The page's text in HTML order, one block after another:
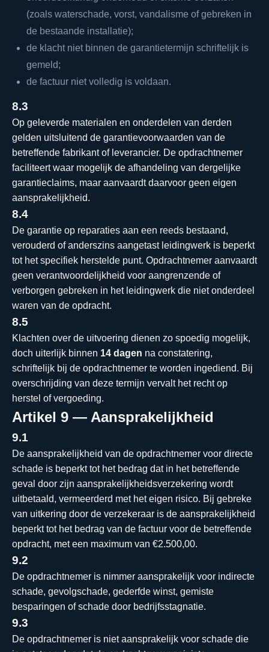
(zoals waterschade, vorst, vandalisme of gebreken in
de bestaande installatie);
de klacht niet binnen de garantietermijn schriftelijk is
gemeld;
de factuur niet volledig is voldaan.
8.3
Op geleverde materialen en onderdelen van derden
gelden uitsluitend de garantievoorwaarden van de
betreffende fabrikant of leverancier. De opdrachtnemer
faciliteert waar mogelijk de afhandeling van dergelijke
garantieclaims, maar aanvaardt daarvoor geen eigen
aansprakelijkheid.
8.4
De garantie op reparaties aan een reeds bestaand,
verouderd of anderszins aangetast leidingwerk is beperkt
tot het specifiek herstelde punt. Opdrachtnemer aanvaardt
geen verantwoordelijkheid voor aangrenzende of
verborgen gebreken in het leidingwerk die niet onderdeel
waren van de opdracht.
8.5
Klachten over de uitvoering dienen zo spoedig mogelijk,
doch uiterlijk binnen 14 dagen na constatering,
schriftelijk bij de opdrachtnemer te worden ingediend. Bij
overschrijding van deze termijn vervalt het recht op
herstel of vergoeding.
Artikel 9 — Aansprakelijkheid
9.1
De aansprakelijkheid van de opdrachtnemer voor directe
schade is beperkt tot het bedrag dat in het betreffende
geval door zijn aansprakelijkheidsverzekering wordt
uitbetaald, vermeerderd met het eigen risico. Bij gebreke
van uitkering door de verzekeraar is de aansprakelijkheid
beperkt tot het bedrag van de factuur voor de betreffende
opdracht, met een maximum van €2.500,00.
9.2
De opdrachtnemer is nimmer aansprakelijk voor indirecte
schade, gevolgschade, gederfde winst, gemiste
besparingen of schade door bedrijfsstagnatie.
9.3
De opdrachtnemer is niet aansprakelijk voor schade die